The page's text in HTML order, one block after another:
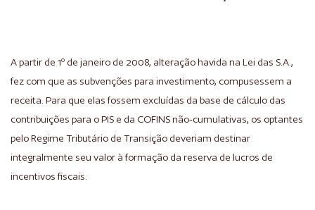
A partir de 1º de janeiro de 2008, alteração havida na Lei das S.A.,
fez com que as subvenções para investimento, compusessem a
receita. Para que elas fossem excluídas da base de cálculo das
contribuições para o PIS e da COFINS não-cumulativas, os optantes
pelo Regime Tributário de Transição deveriam destinar
integralmente seu valor à formação da reserva de lucros de
incentivos fiscais.